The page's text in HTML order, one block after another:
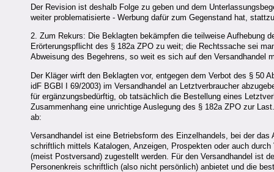
Der Revision ist deshalb Folge zu geben und dem
weiter problematisierte - Werbung dafür zum Gegenstand hat,
2. Zum Rekurs: Die Beklagten bekämpfen die teilweise Aufhebung
Erörterungspflicht des § 182a ZPO zu weit; die Rechtssache sei
Abweisung des Begehrens, so weit es sich auf den Versandhandel
Der Kläger wirft den Beklagten vor, entgegen dem Verbot des § 50
idF BGBl I 69/2003) im Versandhandel an Letztverbraucher
für ergänzungsbedürftig, ob tatsächlich die Bestellung eines
Zusammenhang eine unrichtige Auslegung des § 182a ZPO zur
ab:
Versandhandel ist eine Betriebsform des Einzelhandels, bei der
schriftlich mittels Katalogen, Anzeigen, Prospekten oder auch
(meist Postversand) zugestellt werden. Für den Versandhandel ist
Personenkreis schriftlich (also nicht persönlich) anbietet und die